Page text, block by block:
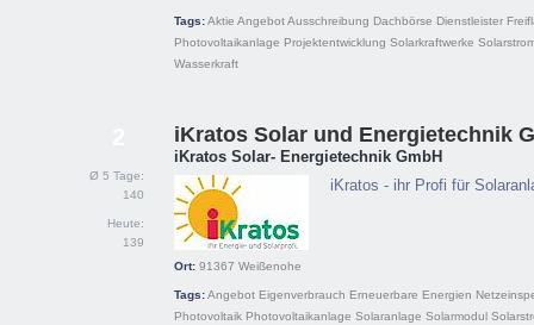
Tags:Aktie AngebotAusschreibung Dachbörse Dienstleister
Photovoltaikanlage Projektentwicklung Solarkraftwerke
Wasserkraft
Ø 5 Tage:
140
Heute:
139
iKratos Solar und Energietechnik
iKratos Solar- Energietechnik GmbH
iKratos - ihr Profi für
Ort: 91367 Weißenohe
Tags:Angebot Eigenverbrauch Erneuerbare Energien
Photovoltaik Photovoltaikanlage Solaranlage Solarmodul